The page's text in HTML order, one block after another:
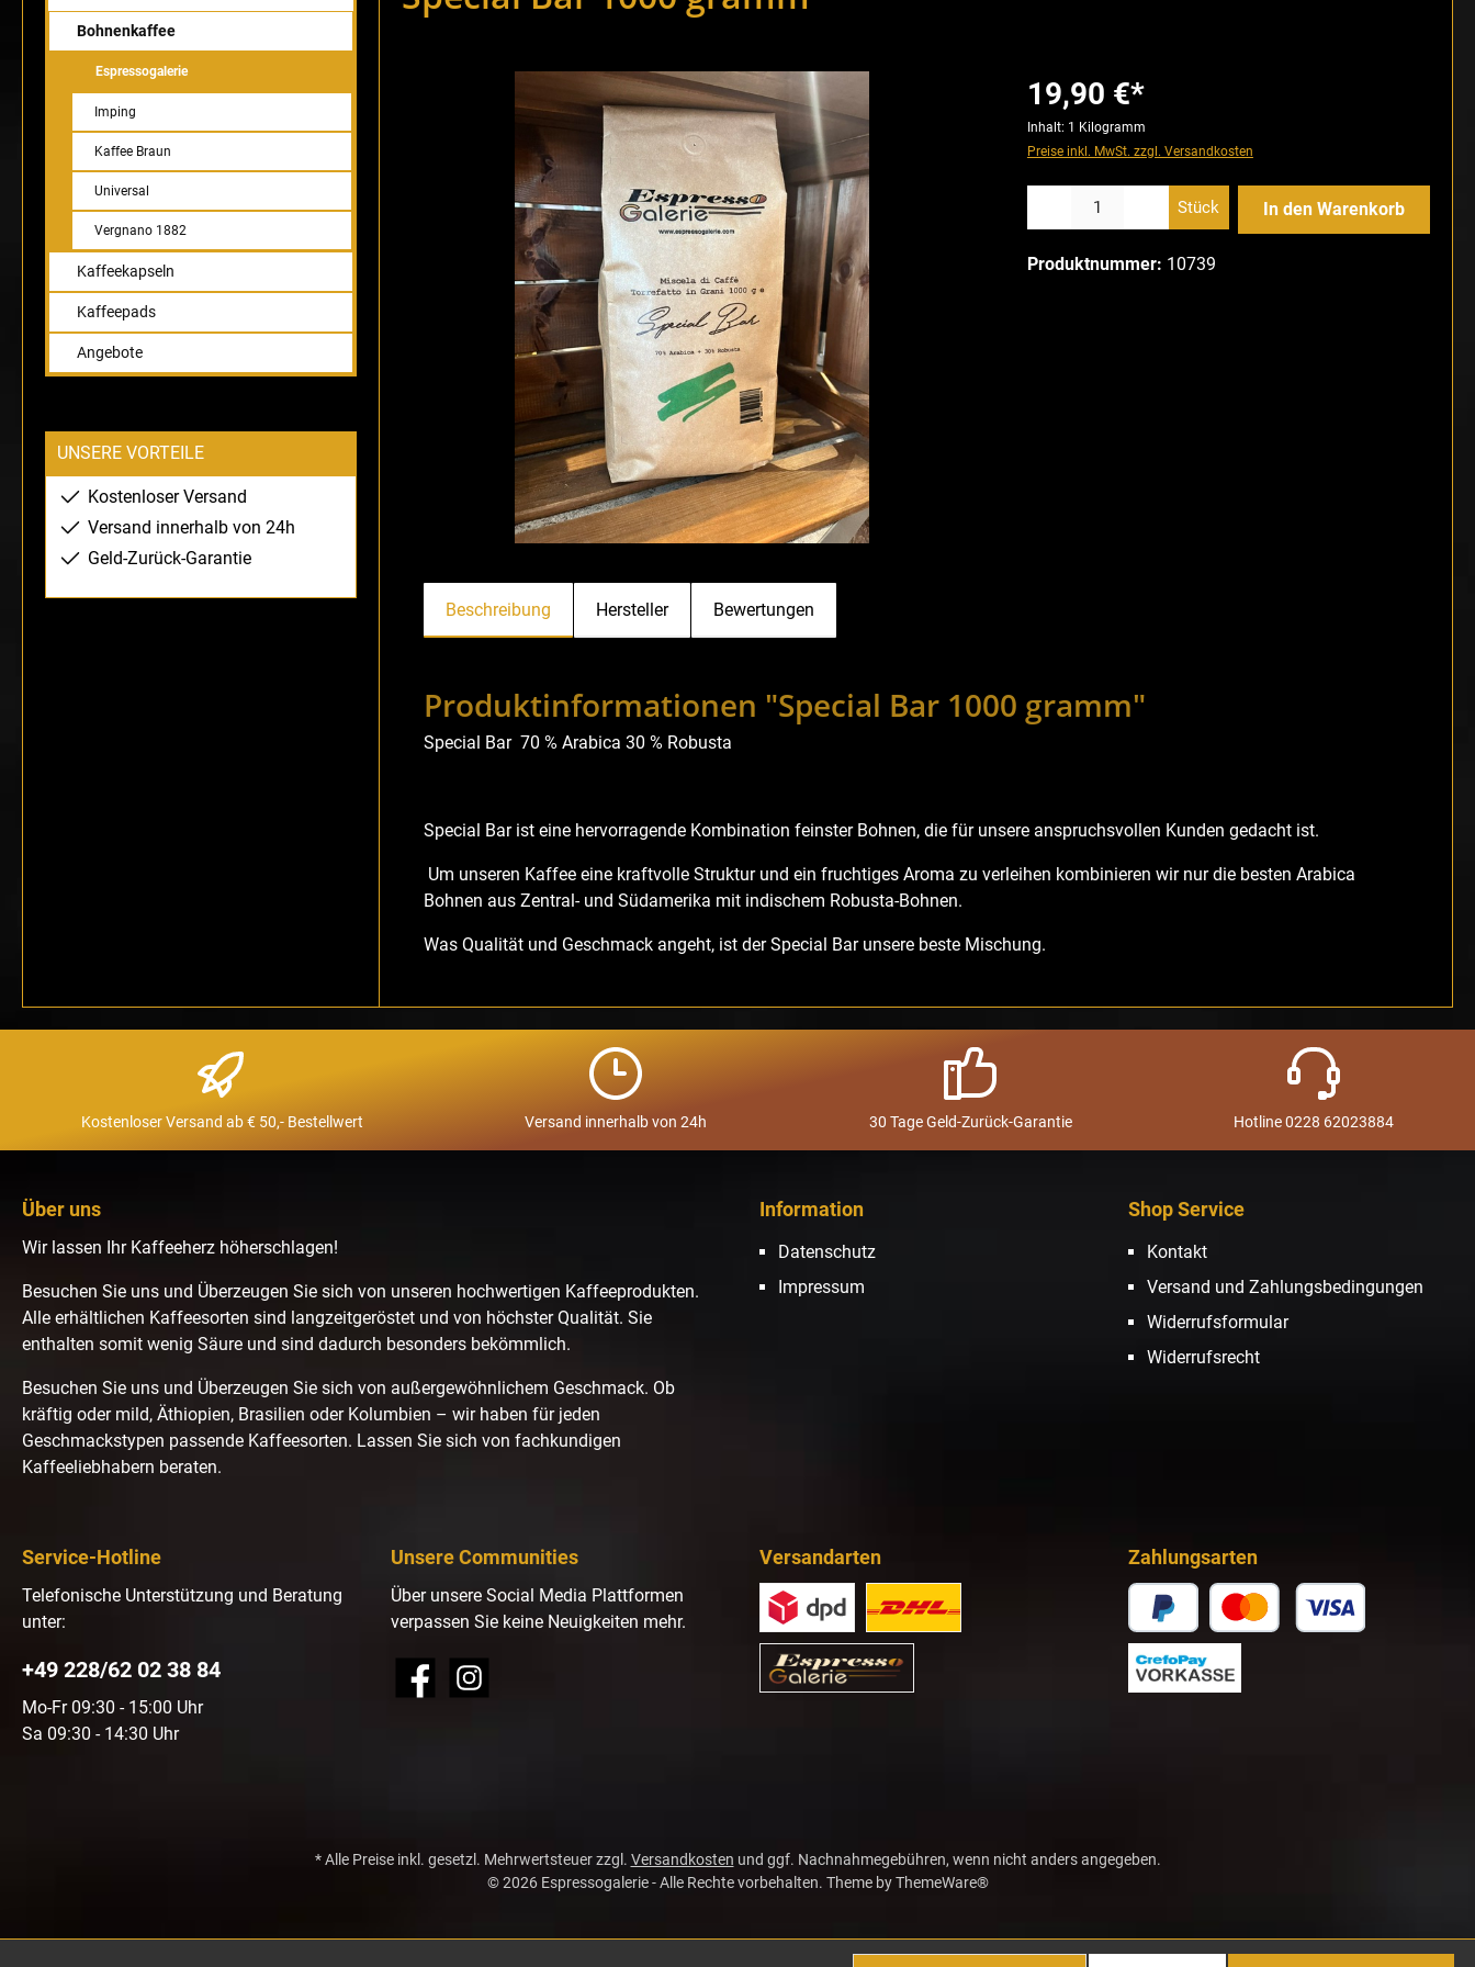
Bohnenkaffee
Espressogalerie
Imping
Kaffee Braun
Universal
Vergnano 1882
Kaffeekapseln
Kaffeepads
Angebote
UNSERE VORTEILE
Kostenloser Versand
Versand innerhalb von 24h
Geld-Zurück-Garantie
19,90 €*
Inhalt: 1 Kilogramm
Preise inkl. MwSt. zzgl. Versandkosten
Stück In den Warenkorb
Produktnummer: 10739
Beschreibung Hersteller Bewertungen
Produktinformationen "Special Bar 1000 gramm"
Special Bar 70 % Arabica 30 % Robusta
Special Bar ist eine hervorragende Kombination feinster Bohnen, die für unsere anspruchsvollen Kunden gedacht ist.
Um unseren Kaffee eine kraftvolle Struktur und ein fruchtiges Aroma zu verleihen kombinieren wir nur die besten Arabica
Bohnen aus Zentral- und Südamerika mit indischem Robusta-Bohnen.
Was Qualität und Geschmack angeht, ist der Special Bar unsere beste Mischung.
Kostenloser Versand ab € 50,- Bestellwert Versand innerhalb von 24h 30 Tage Geld-Zurück-Garantie Hotline 0228 62023884
Über uns
Wir lassen Ihr Kaffeeherz höherschlagen!
Besuchen Sie uns und Überzeugen Sie sich von unseren hochwertigen Kaffeeprodukten.
Alle erhältlichen Kaffeesorten sind langzeitgeröstet und von höchster Qualität. Sie
enthalten somit wenig Säure und sind dadurch besonders bekömmlich.
Besuchen Sie uns und Überzeugen Sie sich von außergewöhnlichem Geschmack. Ob
kräftig oder mild, Äthiopien, Brasilien oder Kolumbien – wir haben für jeden
Geschmackstypen passende Kaffeesorten. Lassen Sie sich von fachkundigen
Kaffeeliebhabern beraten.
Information
Datenschutz
Impressum
Shop Service
Kontakt
Versand und Zahlungsbedingungen
Widerrufsformular
Widerrufsrecht
Service-Hotline
Telefonische Unterstützung und Beratung
unter:
+49 228/62 02 38 84
Mo-Fr 09:30 - 15:00 Uhr
Sa 09:30 - 14:30 Uhr
Unsere Communities
Über unsere Social Media Plattformen
verpassen Sie keine Neuigkeiten mehr.
FacebookInstagram
Versandarten Zahlungsarten
* Alle Preise inkl. gesetzl. Mehrwertsteuer zzgl. Versandkosten und ggf. Nachnahmegebühren, wenn nicht anders angegeben.
© 2026 Espressogalerie - Alle Rechte vorbehalten. Theme byThemeWare®